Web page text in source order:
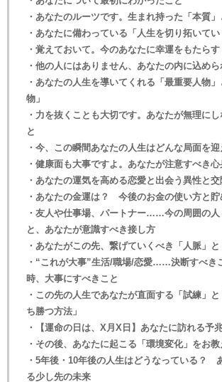
・あなたのルーツです。生まれ持った「本質」
・あなたに備わっている「人生を切り拓いてい
・覚えておいて。今のあなたに幸運をもたらす
・他の人にはありません、あなたの内に込め
・あなたの人生を導いてくれる「最重要人物
物」
・力を抜くことも大切です。あなたが無理にし
と
・今、この瞬間あなたの人生はどんな局面を迎
・健康面も大事ですよ。あなたが注意すべき
・あなたの運気を高める恋愛と出会う異性と
・あなたの金運は？ 今後のお金の使い方と貯
・友人や仕事場、パートナー……今の周囲の人
と、あなたが意識すべき接し方
・あなたがこの先、繋げていくべき「人脈」と
・“これが大事”生活/職場/恋愛……決断すべき
時、大事にすべきこと
・この先の人生であなたが直面する「試練」
ち勝つ方法」
・【運命の日は、X月X日】あなたに訪れる予
・その後、あなたに起こる「環境変化」をお教
・5年後・10年後の人生はどうなっている？
る少し先の未来